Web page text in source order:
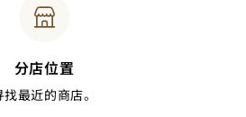
分店位置
找最近的商店。